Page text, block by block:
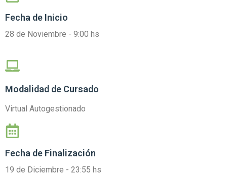
Fecha de Inicio
28 de Noviembre - 9:00 hs
Modalidad de Cursado
Virtual Autogestionado
Fecha de Finalización
19 de Diciembre - 23:55 hs